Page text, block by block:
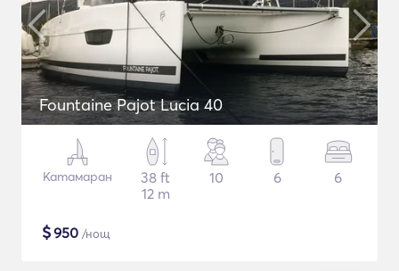
Fountaine Pajot Lucia 40
Катамаран
38 ft
12 m
10 6 6
$950 /нощ